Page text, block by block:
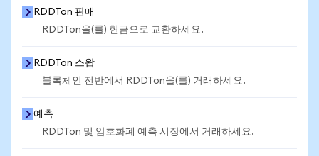
RDDTon 판매
RDDTon을(를) 현금으로 교환하세요.
RDDTon 스왑
블록체인 전반에서 RDDTon을(를) 거래하세요.
예측
RDDTon 및 암호화폐 예측 시장에서 거래하세요.